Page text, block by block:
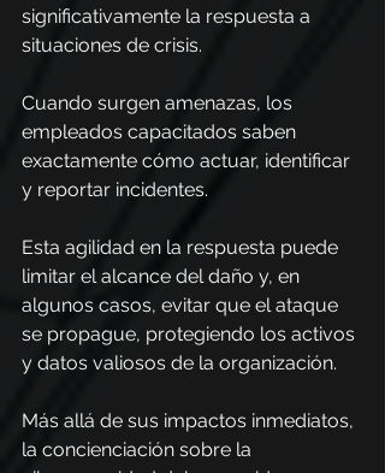
significativamente la respuesta a
situaciones de crisis.
Cuando surgen amenazas, los
empleados capacitados saben
exactamente cómo actuar, identificar
y reportar incidentes.
Esta agilidad en la respuesta puede
limitar el alcance del daño y, en
algunos casos, evitar que el ataque
se propague, protegiendo los activos
y datos valiosos de la organización.
Más allá de sus impactos inmediatos,
la concienciación sobre la